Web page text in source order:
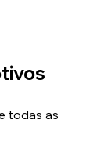
todas as